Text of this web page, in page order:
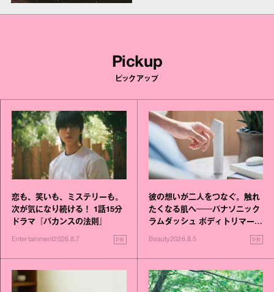
Pickup
ピックアップ
恋も、笑いも、ミステリーも。
次が気になり続ける！ 1話15分
ドラマ『バカンスの法則』
Entertainment2026.8.7 PR
彼の想いが二人をつなぐ。触れ
たくなる肌へ──パナソニック
ラムダッシュ ボディトリマーが
進化！
Beauty2026.8.5 PR